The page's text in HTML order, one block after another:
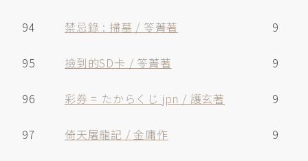
94 禁忌錄 : 掃墓 / 笭菁著 9
95 撿到的SD卡 / 笭菁著 9
96 彩券 = たからくじ jpn / 護玄著 9
97 倚天屠龍記 / 金庸作 9